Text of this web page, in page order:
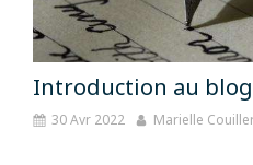
Introduction au blog
30 Avr 2022 Marielle